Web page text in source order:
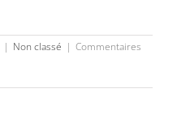
| Non classé | Commentaires